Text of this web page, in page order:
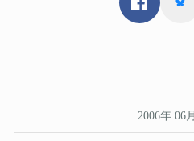
2006年 06